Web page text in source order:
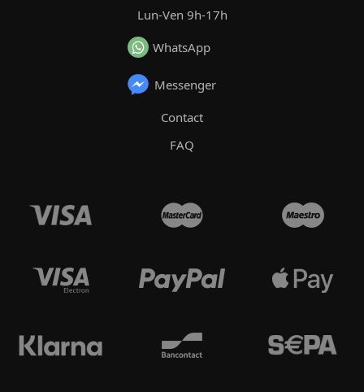
Lun-Ven 9h-17h
WhatsApp
Messenger
Contact
FAQ